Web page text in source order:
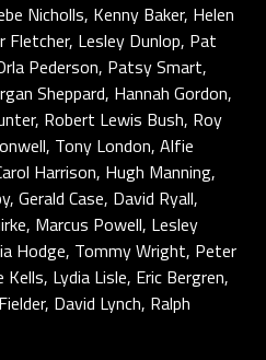
Nicholls, Kenny Baker, Helen
Fletcher, Lesley Dunlop, Pat
Pederson, Patsy Smart,
Sheppard, Hannah Gordon,
Robert Lewis Bush, Roy
Tony London, Alfie
Harrison, Hugh Manning,
Gerald Case, David Ryall,
Marcus Powell, Lesley
Hodge, Tommy Wright, Peter
Kells, Lydia Lisle, Eric Bergren,
David Lynch, Ralph